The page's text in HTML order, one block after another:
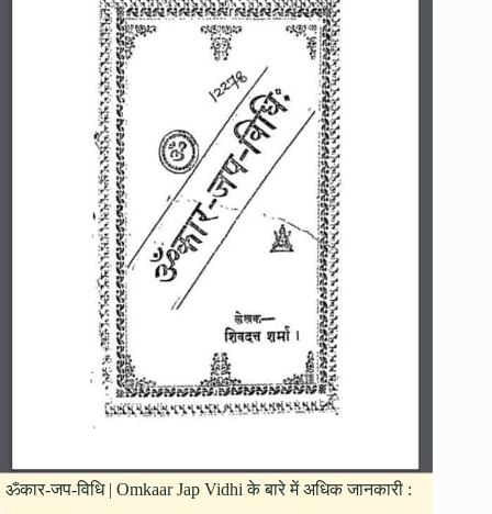
ॐकार-जप-विधि | Omkaar Jap Vidhi के बारे में अधिक जानकारी :